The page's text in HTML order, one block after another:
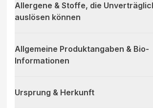
Allergene & Stoffe, die
auslösen können
Allgemeine Produktangaben & Bio-
Informationen
Ursprung & Herkunft